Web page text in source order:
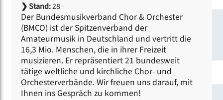
❯Stand:28
Der Bundesmusikverband Chor & Orchester
(BMCO) ist der Spitzenverband der
Amateurmusik in Deutschland und vertritt die
16,3 Mio. Menschen, die in ihrer Freizeit
musizieren. Er repräsentiert 21 bundesweit
tätige weltliche und kirchliche Chor- und
Orchesterverbände. Wir freuen uns darauf, mit
Ihnen ins Gespräch zu kommen!